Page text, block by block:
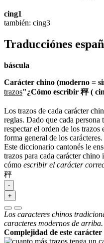
cing1
también: cing3
Traducciónes
báscula
Carácter chino (moderno =
trazos"¿Cómo escribir 秤 (
Los trazos de cada carácter
reglas. Dado que cada
respectar el orden de los
forma general de los carácteres.
Este diccionario cantonés le
trazos para cada carácter
cómo escribir el carácter
秤
-
+
Los caracteres chinos
caracteres modernos de arriba.
Complejidad de este carácter